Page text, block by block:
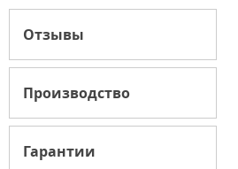
Отзывы
Производство
Гарантии